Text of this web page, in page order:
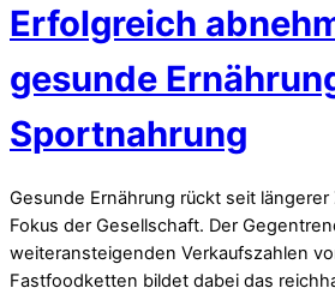
Erfolgreich
gesunde
Sportnahrung
Gesunde Ernährung rückt seit
Fokus der Gesellschaft. Der
weiteransteigenden Verkaufszahlen
Fastfoodketten bildet dabei das